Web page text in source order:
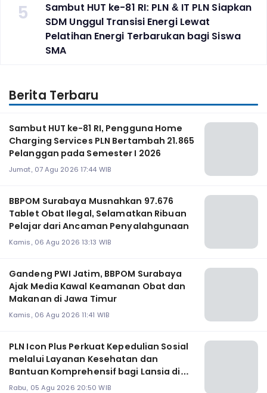
5
Sambut HUT ke-81 RI: PLN & IT PLN Siapkan
SDM Unggul Transisi Energi Lewat
Pelatihan Energi Terbarukan bagi Siswa
SMA
Berita Terbaru
Sambut HUT ke-81 RI, Pengguna Home
Charging Services PLN Bertambah 21.865
Pelanggan pada Semester I 2026
Jumat, 07 Agu 2026 17:44 WIB
BBPOM Surabaya Musnahkan 97.676
Tablet Obat Ilegal, Selamatkan Ribuan
Pelajar dari Ancaman Penyalahgunaan
Kamis, 06 Agu 2026 13:13 WIB
Gandeng PWI Jatim, BBPOM Surabaya
Ajak Media Kawal Keamanan Obat dan
Makanan di Jawa Timur
Kamis, 06 Agu 2026 11:41 WIB
PLN Icon Plus Perkuat Kepedulian Sosial
melalui Layanan Kesehatan dan
Bantuan Komprehensif bagi Lansia di
Malang
Rabu, 05 Agu 2026 20:50 WIB